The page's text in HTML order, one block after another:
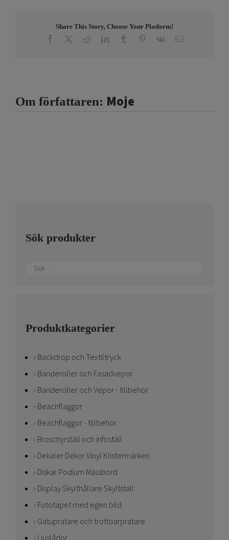
Share This Story, Choose Your Platform!
Facebook RedditLinkedInTumblr Pinterest
Vk E-
Om författaren: Moje
Sök produkter
Produktkategorier
Backdrop och Textiltryck
Banderoller och Fasadvepor
Banderoller och Vepor - tillbehör
Beachflaggor
Beachflaggor - tillbehör
Broschyrställ och infoställ
Dekaler Dekor Vinyl Klistermärken
Diskar Podium Mässbord
Display Skylthållare Skyltställ
Fototapet med egen bild
Gatupratare och trottoarpratare